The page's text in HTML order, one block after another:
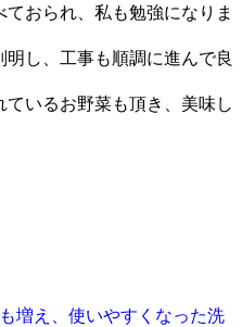
おられ、私も勉強になりま
し、工事も順調に進んで良
いるお野菜も頂き、美味し
増え、使いやすくなった洗